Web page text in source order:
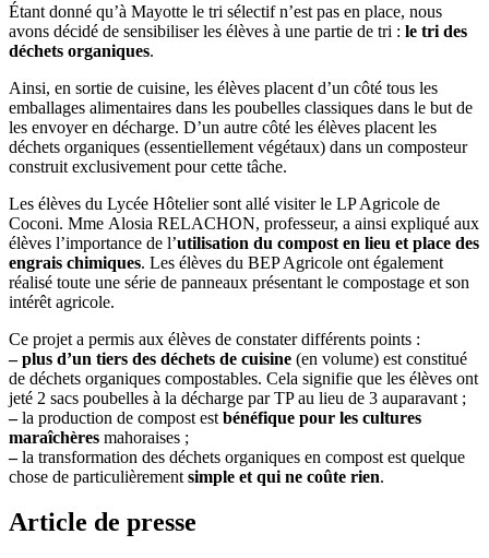
Étant donné qu’à Mayotte le tri sélectif n’est pas en place, nous
avons décidé de sensibiliser les élèves à une partie de tri : le tri des
déchets organiques.
Ainsi, en sortie de cuisine, les élèves placent d’un côté tous les
emballages alimentaires dans les poubelles classiques dans le but de
les envoyer en décharge. D’un autre côté les élèves placent les
déchets organiques (essentiellement végétaux) dans un composteur
construit exclusivement pour cette tâche.
Les élèves du Lycée Hôtelier sont allé visiter le LP Agricole de
Coconi. Mme Alosia RELACHON, professeur, a ainsi expliqué aux
élèves l’importance de l’utilisation du compost en lieu et place des
engrais chimiques. Les élèves du BEP Agricole ont également
réalisé toute une série de panneaux présentant le compostage et son
intérêt agricole.
Ce projet a permis aux élèves de constater différents points :
– plus d’un tiers des déchets de cuisine (en volume) est constitué
de déchets organiques compostables. Cela signifie que les élèves ont
jeté 2 sacs poubelles à la décharge par TP au lieu de 3 auparavant ;
–la production de compost est bénéfique pour les cultures
maraîchères mahoraises ;
–la transformation des déchets organiques en compost est quelque
chose de particulièrement simple et qui ne coûte rien.
Article de presse